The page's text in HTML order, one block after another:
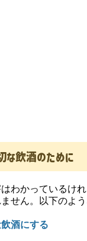
な飲酒のために
わかっているけ
せん。以下のよ
酒にする